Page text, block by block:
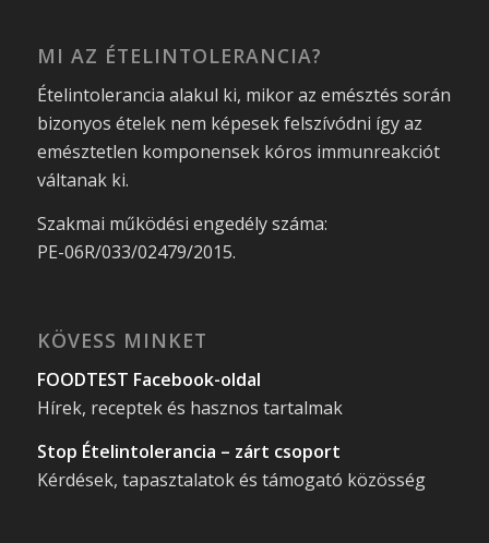
MI AZ ÉTELINTOLERANCIA?
Ételintolerancia alakul ki, mikor az emésztés során
bizonyos ételek nem képesek felszívódni így az
emésztetlen komponensek kóros immunreakciót
váltanak ki.
Szakmai működési engedély száma:
PE-06R/033/02479/2015.
KÖVESS MINKET
FOODTEST Facebook-oldal
Hírek, receptek és hasznos tartalmak
Stop Ételintolerancia – zárt csoport
Kérdések, tapasztalatok és támogató közösség